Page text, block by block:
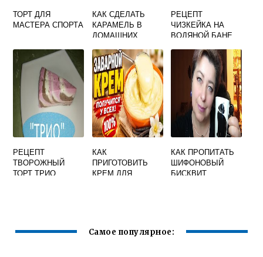
ТОРТ ДЛЯ
МАСТЕРА СПОРТА
КАК СДЕЛАТЬ
КАРАМЕЛЬ В
ДОМАШНИХ
ТОРТА БЕЗ
СЛИВОК
РЕЦЕПТ
ЧИЗКЕЙКА НА
ВОДЯНОЙ БАНЕ
РЕЦЕПТ
ТВОРОЖНЫЙ
ТОРТ ТРИО
КАК
ПРИГОТОВИТЬ
КРЕМ ДЛЯ
КАК ПРОПИТАТЬ
ШИФОНОВЫЙ
БИСКВИТ
Самое популярное: